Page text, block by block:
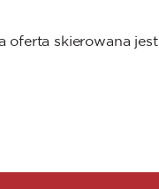
oferta skierowana jest